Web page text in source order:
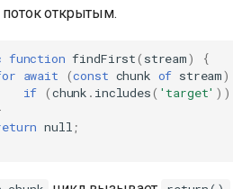
открытым.
function findFirst( stream)
{
await (const chunk of stream)
if (chunk . includes( 'target' ))
null ;